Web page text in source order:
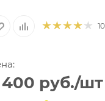
10
руб./шт